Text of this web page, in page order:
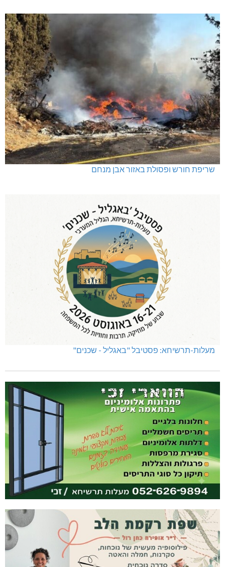
שריפת חורש ופסולת באזור אבן מנחם
מעלות-תרשיחא: פסטיבל "באגליל - שכנים"